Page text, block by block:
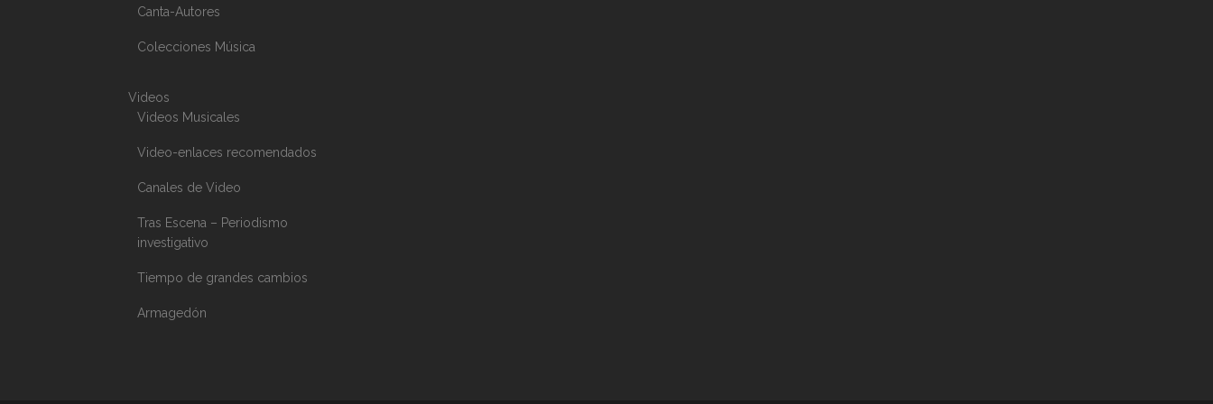
Canta-Autores
Colecciones Música
Videos
Videos Musicales
Video-enlaces recomendados
Canales de Video
Tras Escena – Periodismo
investigativo
Tiempo de grandes cambios
Armagedón